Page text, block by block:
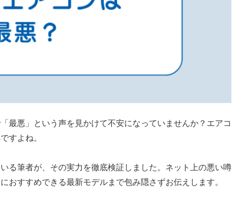
最悪」という声を見かけて不安になっていませんか？エアコ
すよね。
る筆者が、その実力を徹底検証しました。ネット上の悪い噂
おすすめできる最新モデルまで包み隠さずお伝えします。